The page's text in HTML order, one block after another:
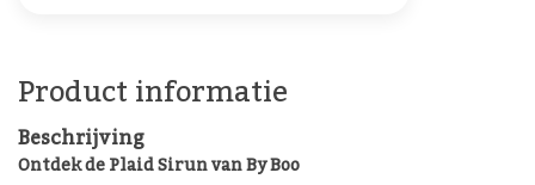
Product informatie
Beschrijving
Ontdek de Plaid Sirun van By Boo